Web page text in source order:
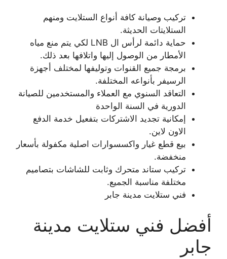
تركيب وصيانة كافة أنواع الستلايت ومنهم
الستلايتات الحديثة.
حماية دائمة لرأس ال LNB لكي يتم منع مياه
الأمطار من الوصول إليها واتلافها بعد ذلك.
برمجة جميع القنوات وتوليفها لمختلف أجهزة
الرسيفر بأنواعه المختلفة.
التعاقد السنوي مع العملاء والمستخدمين للصيانة
الدورية في السنة الواحدة
إمكانية تجديد الاشتركات بتفعيل خدمة الدفع
الاون لاين.
بيع قطع غيار واكسسوارات اصلية مكفولة بأسعار
منخفضة.
تركيب ستاند متحرك وثابت للشاشات بتصاميم
مختلفة مناسبة الجميع.
فني ستلايت مدينة جابر
أفضل فني ستلايت مدينة
جابر